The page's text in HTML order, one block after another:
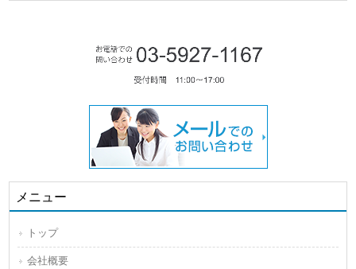
メニュー
トップ
会社概要